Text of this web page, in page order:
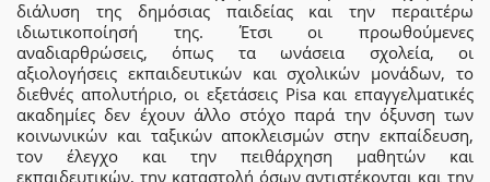
διάλυση της δημόσιας παιδείας και την περαιτέρω
ιδιωτικοποίησή της. Έτσι οι προωθούμενες
αναδιαρθρώσεις, όπως τα ωνάσεια σχολεία, οι
αξιολογήσεις εκπαιδευτικών και σχολικών μονάδων, το
διεθνές απολυτήριο, οι εξετάσεις Pisa και επαγγελματικές
ακαδημίες δεν έχουν άλλο στόχο παρά την όξυνση των
κοινωνικών και ταξικών αποκλεισμών στην εκπαίδευση,
τον έλεγχο και την πειθάρχηση μαθητών και
εκπαιδευτικών, την καταστολή όσων αντιστέκονται και την